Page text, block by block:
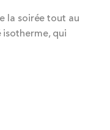
la soirée tout au
isotherme, qui